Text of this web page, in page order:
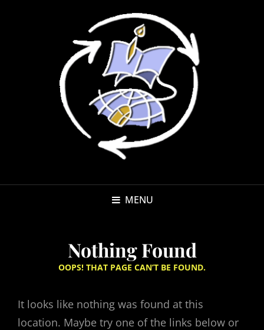
MENU
Nothing Found
OOPS! THAT PAGE CAN’T BE FOUND.
It looks like nothing was found at this
location. Maybe try one of the links below or